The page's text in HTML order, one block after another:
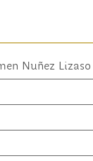
Nuñez Lizaso